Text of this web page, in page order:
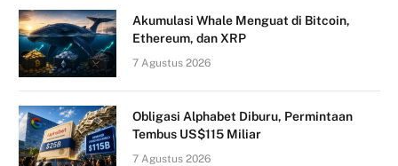
Akumulasi Whale Menguat di Bitcoin,
Ethereum, dan XRP
7 Agustus 2026
Obligasi Alphabet Diburu, Permintaan
Tembus US$115 Miliar
7 Agustus 2026